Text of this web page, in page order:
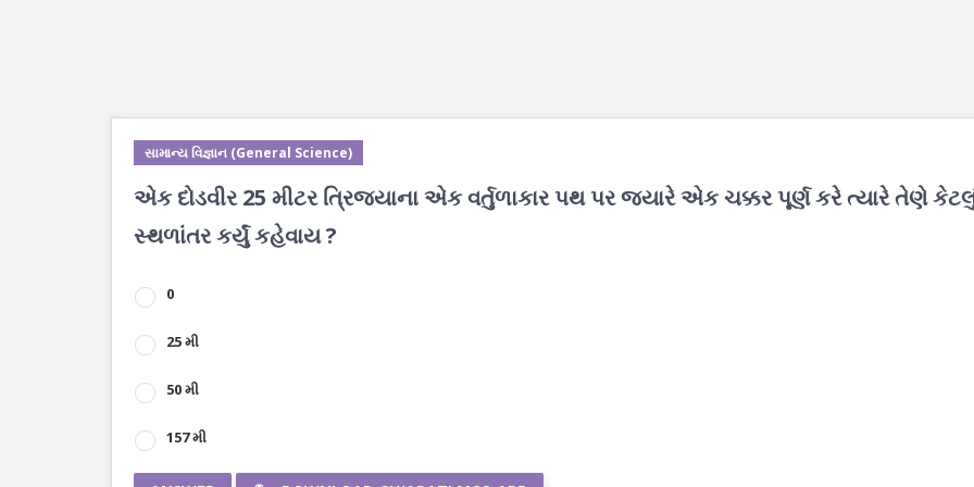
સામાન્ય વિજ્ઞાન (General Science)
એક દોડવીર 25 મીટર ત્રિજયાના એક વર્તુળાકાર પથ પર જ્યારે એક ચક્કર પૂર્ણ કરે ત્યારે તેણે
સ્થળાંતર કર્યું કહેવાય ?
0
25 મી
50 મી
157 મી